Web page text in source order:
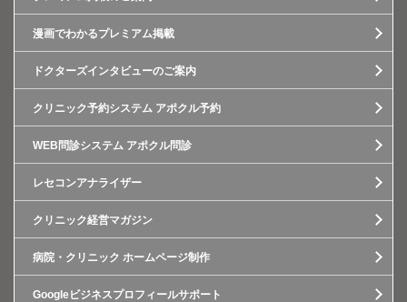
漫画でわかるプレミアム掲載
ドクターズインタビューのご案内
クリニック予約システム アポクル予約
WEB問診システム アポクル問診
レセコンアナライザー
クリニック経営マガジン
病院・クリニック ホームページ制作
Googleビジネスプロフィールサポート